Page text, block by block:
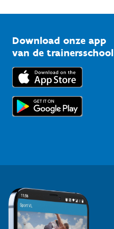
Bedrijven
Trainers en begeleiders
Topsporters
Vlaamse Trainersschool
Kennisplatform
Downloads
Voor de pers
Download onze app
van de trainersschool